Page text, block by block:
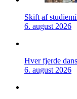
Skift af
6. august 2026
Hver fjerde
6. august 2026